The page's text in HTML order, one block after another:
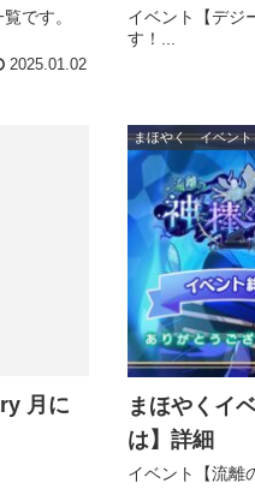
です。
2025.01.02
イベント【デジ
す！...
月に
まほやく イベント
まほやくイ
は】詳細
イベント【流離